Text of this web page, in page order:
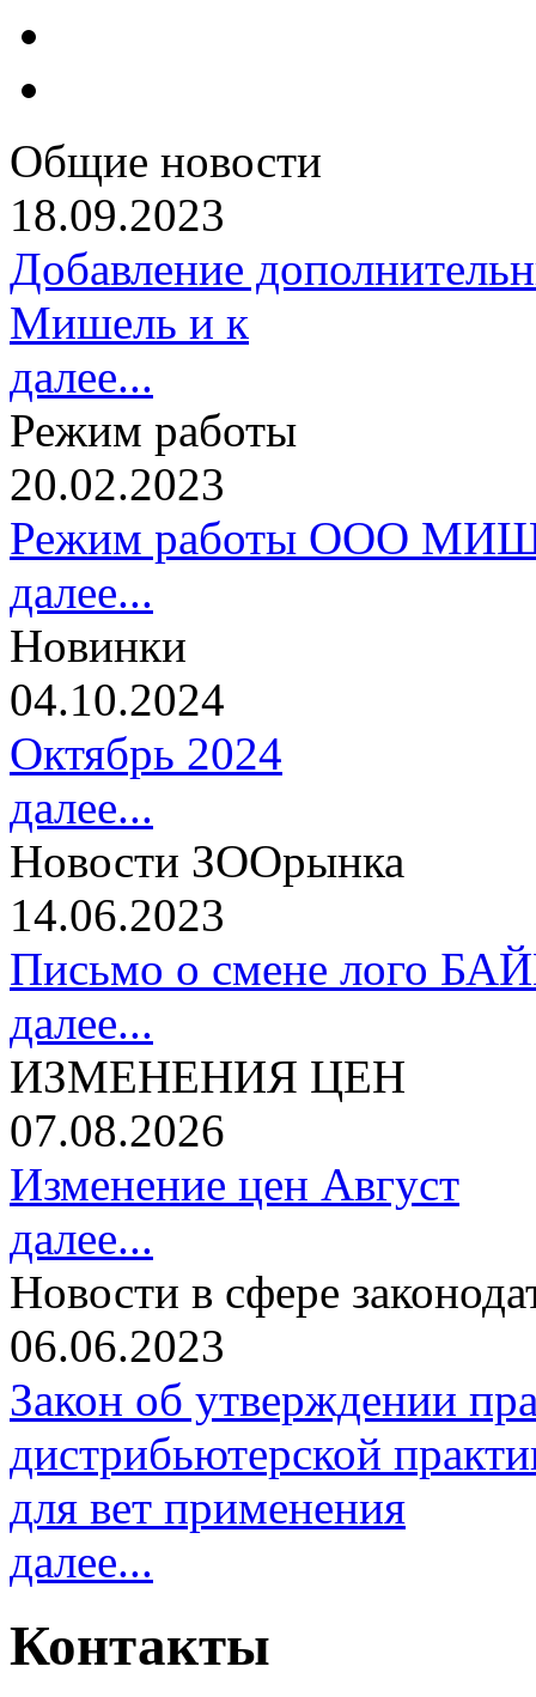
Общие новости
18.09.2023
Добавление
Мишель и к
далее...
Режим работы
20.02.2023
Режим работы ООО
далее...
Новинки
04.10.2024
Октябрь 2024
далее...
Новости ЗООрынка
14.06.2023
Письмо о смене лого
далее...
ИЗМЕНЕНИЯ ЦЕН
07.08.2026
Изменение цен Август
далее...
Новости в сфере
06.06.2023
Закон об утверждении
дистрибьютерской
для вет применения
далее...
Контакты